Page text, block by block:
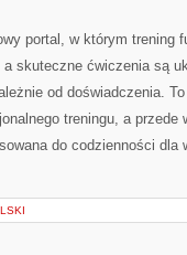
portal, w którym trening
skuteczne ćwiczenia są
od doświadczenia.
treningu, a
do codzienności dla